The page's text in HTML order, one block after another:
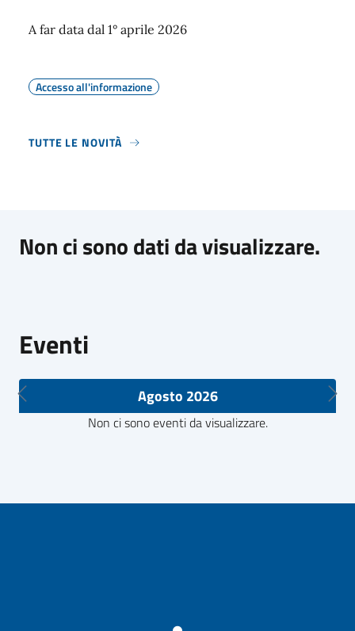
A far data dal 1° aprile 2026
Accesso all'informazione
TUTTE LE NOVITÀ
Non ci sono dati da visualizzare.
Eventi
Agosto 2026
Non ci sono eventi da visualizzare.